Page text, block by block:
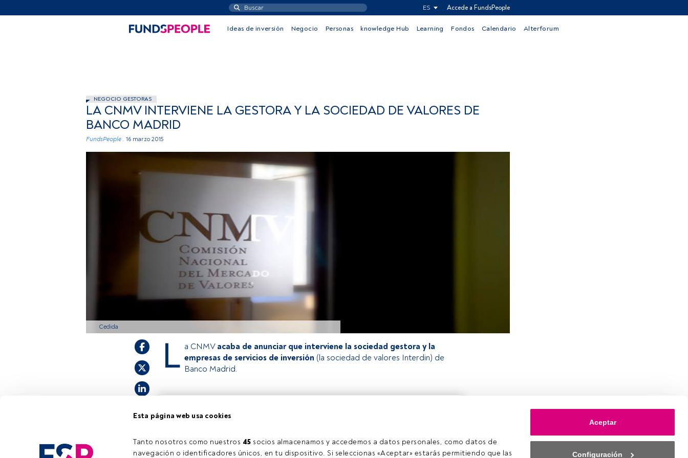
Esta página web usa cookies
Tanto nosotros como nuestros 45 socios almacenamos y accedemos a datos personales, como datos de
navegación o identificadores únicos, en tu dispositivo. Si seleccionas «Aceptar» estarás permitiendo que las
Aceptar
Configuración
ES Accede a FundsPeople
Ideas de inversión Negocio Personas knowledge Hub Learning Fondos Calendario Alterforum
NEGOCIO GESTORAS
LA CNMV INTERVIENE LA GESTORA Y LA SOCIEDAD DE VALORES DE
BANCO MADRID
FundsPeople . 16 marzo 2015
Cedida
L a CNMV acaba de anunciar que interviene la sociedad gestora y la
empresas de servicios de inversión (la sociedad de valores Interdin) de
Banco Madrid.
estás registrado, accede desde el botón Login. Si aún no tienes cuenta, te
Accede a FundsPeople